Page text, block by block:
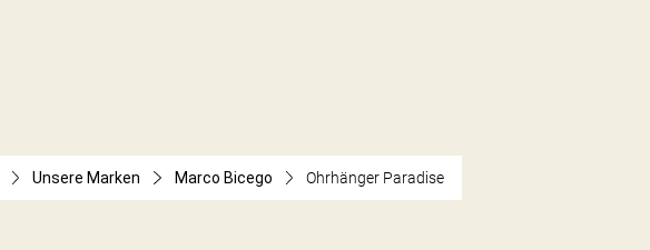
Unsere Marken Marco Bicego Ohrhänger Paradise